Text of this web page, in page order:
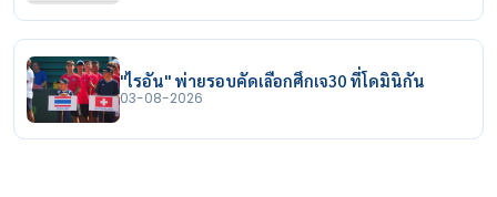
"ไรอัน" พ่ายรอบคัดเลือกศึกเจ30 ที่โดมินิกัน
03-08-2026